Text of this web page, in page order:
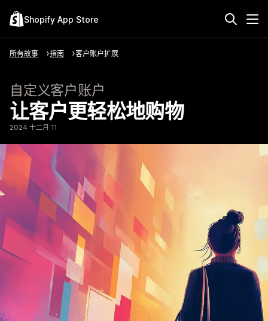
Shopify App Store
所有故事 指南 客户账户扩展
自定义客户账户
让客户更轻松地购物
2024 十二月 11